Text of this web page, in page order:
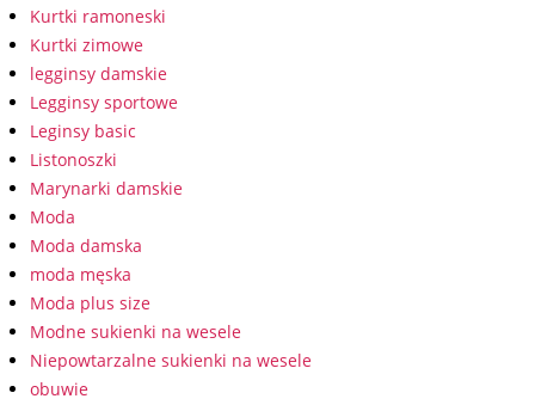
Kurtki ramoneski
Kurtki zimowe
legginsy damskie
Legginsy sportowe
Leginsy basic
Listonoszki
Marynarki damskie
Moda
Moda damska
moda męska
Moda plus size
Modne sukienki na wesele
Niepowtarzalne sukienki na wesele
obuwie